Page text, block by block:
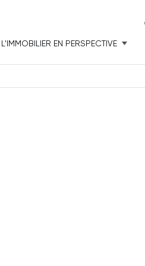
L'IMMOBILIER EN PERSPECTIVE